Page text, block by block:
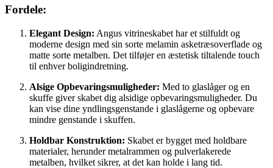
Fordele:
Elegant Design: Angus vitrineskabet har et stilfuldt og
moderne design med sin sorte melamin asketræsoverflade og
matte sorte metalben. Det tilføjer en æstetisk tiltalende touch
til enhver boligindretning.
Alsige Opbevaringsmuligheder: Med to glaslåger og en
skuffe giver skabet dig alsidige opbevaringsmuligheder. Du
kan vise dine yndlingsgenstande i glaslågerne og opbevare
mindre genstande i skuffen.
Holdbar Konstruktion: Skabet er bygget med holdbare
materialer, herunder metalrammen og pulverlakerede
metalben, hvilket sikrer, at det kan holde i lang tid.